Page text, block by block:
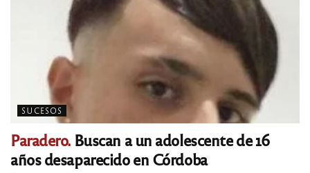
SUCESOS
Paradero. Buscan a un adolescente de 16
años desaparecido en Córdoba